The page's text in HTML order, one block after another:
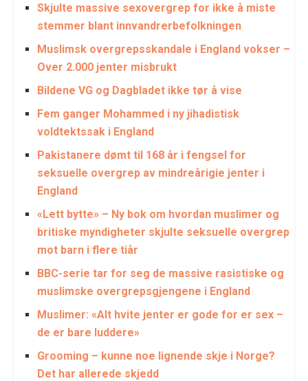
Skjulte massive sexovergrep for ikke å miste
stemmer blant innvandrerbefolkningen
Muslimsk overgrepsskandale i England vokser –
Over 2.000 jenter misbrukt
Bildene VG og Dagbladet ikke tør å vise
Fem ganger Mohammed i ny jihadistisk
voldtektssak i England
Pakistanere dømt til 168 år i fengsel for
seksuelle overgrep av mindreårigie jenter i
England
«Lett bytte» – Ny bok om hvordan muslimer og
britiske myndigheter skjulte seksuelle overgrep
mot barn i flere tiår
BBC-serie tar for seg de massive rasistiske og
muslimske overgrepsgjengene i England
Muslimer: «Alt hvite jenter er gode for er sex –
de er bare luddere»
Grooming – kunne noe lignende skje i Norge?
Det har allerede skjedd